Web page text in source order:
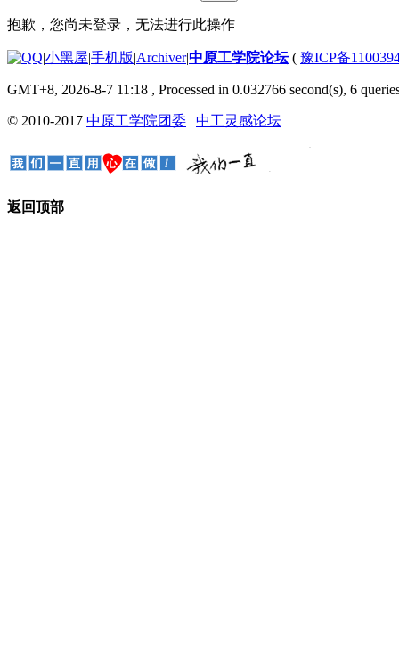
抱歉，您尚未登录，无法进行此操作
|小黑屋|手机版|Archiver|中原工学院论坛( 豫ICP备
GMT+8, 2026-8-7 11:18 , Processed in 0.032766 second(s), 6
© 2010-2017 中原工学院团委 | 中工灵感论坛
返回顶部